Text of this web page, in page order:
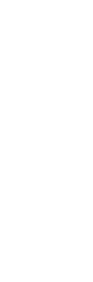
till
part.